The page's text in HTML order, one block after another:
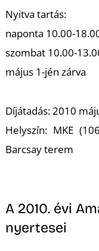
Nyitva tartás:
naponta 10.00-
szombat 10.00-
május 1-jén zárva
Díjátadás: 2010
Helyszín: MKE
Barcsay terem
A 2010. évi
nyertesei